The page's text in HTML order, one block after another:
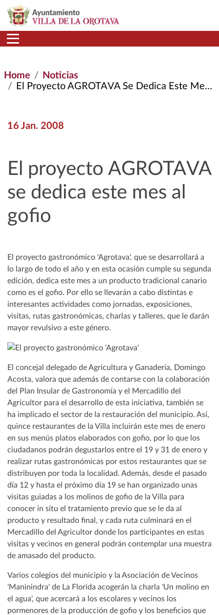
Skip to main content
Home
Noticias
El Proyecto AGROTAVA Se Dedica Este Mes Al Gofio
16 Jan. 2008
El proyecto AGROTAVA
se dedica este mes al
gofio
El proyecto gastronómico 'Agrotava', que se desarrollará a
lo largo de todo el año y en esta ocasión cumple su segunda
edición, dedica este mes a un producto tradicional canario
como es el gofio. Por ello se llevarán a cabo distintas e
interesantes actividades como jornadas, exposiciones,
visitas, rutas gastronómicas, charlas y talleres, que le darán
mayor revulsivo a este género.
El concejal delegado de Agricultura y Ganadería, Domingo
Acosta, valora que además de contarse con la colaboración
del Plan Insular de Gastronomía y el Mercadillo del
Agricultor para el desarrollo de esta iniciativa, también se
ha implicado el sector de la restauración del municipio. Así,
quince restaurantes de la Villa incluirán este mes de enero
en sus menús platos elaborados con gofio, por lo que los
ciudadanos podrán degustarlos entre el 19 y 31 de enero y
realizar rutas gastronómicas por estos restaurantes que se
distribuyen por toda la localidad. Además, desde el pasado
día 12 y hasta el próximo día 19 se han organizado unas
visitas guiadas a los molinos de gofio de la Villa para
conocer in situ el tratamiento previo que se le da al
producto y resultado final, y cada ruta culminará en el
Mercadillo del Agricultor donde los participantes en estas
visitas y vecinos en general podrán contemplar una muestra
de amasado del producto.
Varios colegios del municipio y la Asociación de Vecinos
'Maninindra' de La Florida acogerán la charla 'Un molino en
el agua', que acercará a los escolares y vecinos los
pormenores de la producción de gofio y los beneficios que